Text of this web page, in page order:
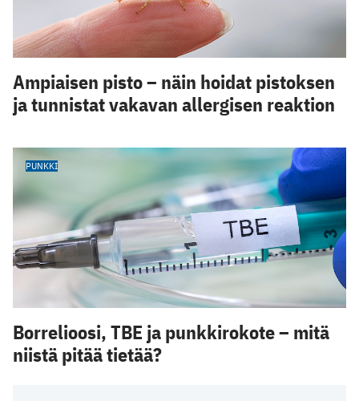
Ampiaisen pisto – näin hoidat pistoksen
ja tunnistat vakavan allergisen reaktion
PUNKKI
Borrelioosi, TBE ja punkkirokote – mitä
niistä pitää tietää?